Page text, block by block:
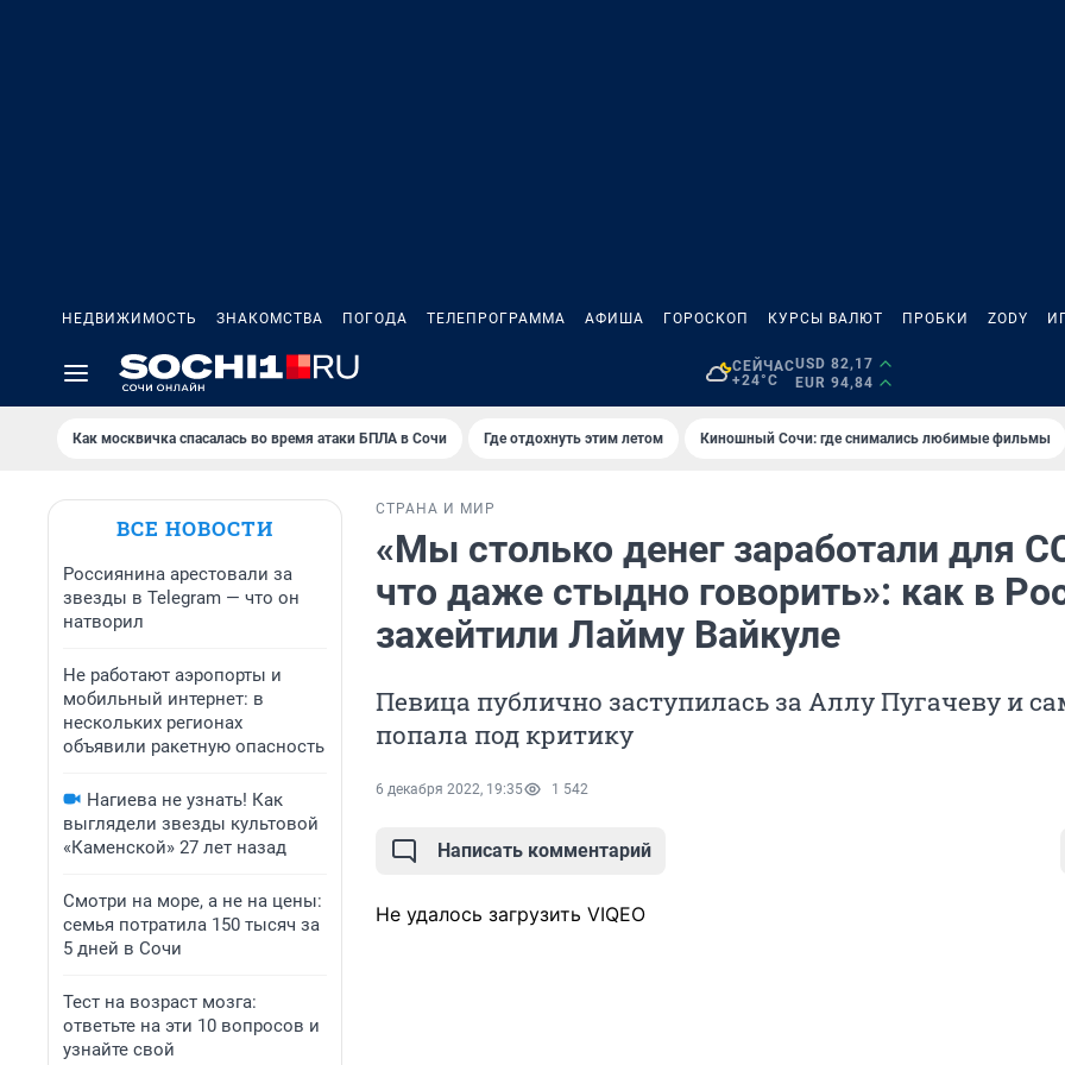
НЕДВИЖИМОСТЬ ЗНАКОМСТВА ПОГОДА ТЕЛЕПРОГРАММА АФИША ГОРОСКОП КУРСЫ ВАЛЮТ ПРОБКИ ZODY
СЕЙЧАС
+24°C
USD 82,17
EUR 94,84
Как москвичка спасалась во время атаки БПЛА в Сочи Где отдохнуть этим летом Киношный Сочи: где снимались любимые фильмы
ВСЕ НОВОСТИ
Россиянина арестовали за
звезды в Telegram — что он
натворил
Не работают аэропорты и
мобильный интернет: в
нескольких регионах
объявили ракетную опасность
Нагиева не узнать! Как
выглядели звезды культовой
«Каменской» 27 лет назад
Смотри на море, а не на цены:
семья потратила 150 тысяч за
5 дней в Сочи
Тест на возраст мозга:
ответьте на эти 10 вопросов и
узнайте свой
СТРАНА И МИР
«Мы столько денег заработали для
что даже стыдно говорить»: как в
захейтили Лайму Вайкуле
Певица публично заступилась за Аллу Пугачеву и
попала под критику
6 декабря 2022, 19:35 1 542
Написать комментарий
Не удалось загрузить VIQEO